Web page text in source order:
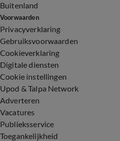
Buitenland
Voorwaarden
Privacyverklaring
Gebruiksvoorwaarden
Cookieverklaring
Digitale diensten
Cookie instellingen
Upod & Talpa Network
Adverteren
Vacatures
Publieksservice
Toegankelijkheid